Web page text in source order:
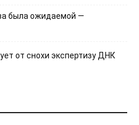
была ожидаемой —
от снохи экспертизу ДНК